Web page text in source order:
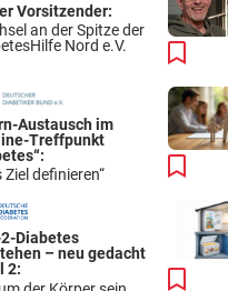
Vorsitzender:
an der Spitze der
Nord e.V.
Austausch im
Treffpunkt
Ziel definieren“
Diabetes
– neu gedacht
2: